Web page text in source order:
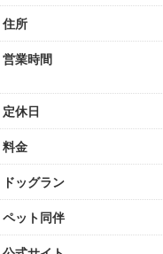
住所
営業時間
定休日
料金
ドッグラン
ペット同伴